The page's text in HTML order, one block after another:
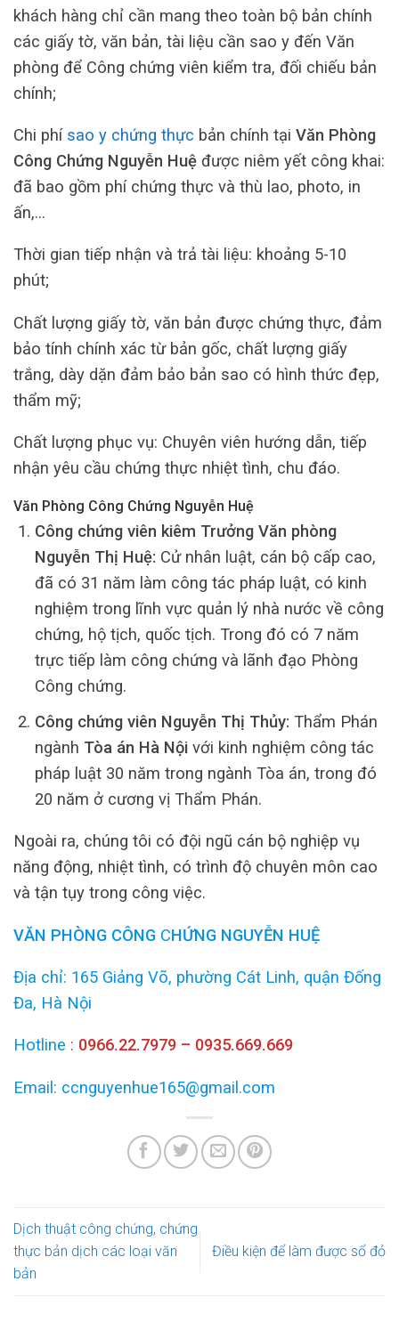
khách hàng chỉ cần mang theo toàn bộ bản chính
các giấy tờ, văn bản, tài liệu cần sao y đến Văn
phòng để Công chứng viên kiểm tra, đối chiếu bản
chính;
Chi phí sao y chứng thực bản chính tại Văn Phòng
Công Chứng Nguyễn Huệ được niêm yết công khai:
đã bao gồm phí chứng thực và thù lao, photo, in
ấn,…
Thời gian tiếp nhận và trả tài liệu: khoảng 5-10
phút;
Chất lượng giấy tờ, văn bản được chứng thực, đảm
bảo tính chính xác từ bản gốc, chất lượng giấy
trắng, dày dặn đảm bảo bản sao có hình thức đẹp,
thẩm mỹ;
Chất lượng phục vụ: Chuyên viên hướng dẫn, tiếp
nhận yêu cầu chứng thực nhiệt tình, chu đáo.
Văn Phòng Công Chứng Nguyễn Huệ
Công chứng viên kiêm Trưởng Văn phòng
Nguyễn Thị Huệ: Cử nhân luật, cán bộ cấp cao,
đã có 31 năm làm công tác pháp luật, có kinh
nghiệm trong lĩnh vực quản lý nhà nước về công
chứng, hộ tịch, quốc tịch. Trong đó có 7 năm
trực tiếp làm công chứng và lãnh đạo Phòng
Công chứng.
Công chứng viên Nguyễn Thị Thủy: Thẩm Phán
ngành Tòa án Hà Nội với kinh nghiệm công tác
pháp luật 30 năm trong ngành Tòa án, trong đó
20 năm ở cương vị Thẩm Phán.
Ngoài ra, chúng tôi có đội ngũ cán bộ nghiệp vụ
năng động, nhiệt tình, có trình độ chuyên môn cao
và tận tụy trong công việc.
VĂN PHÒNG CÔNG CHỨNG NGUYỄN HUỆ
Địa chỉ: 165 Giảng Võ, phường Cát Linh, quận Đống
Đa, Hà Nội
Hotline : 0966.22.7979 – 0935.669.669
Email: ccnguyenhue165@gmail.com
Dịch thuật công chứng, chứng
thực bản dịch các loại văn
bản
Điều kiện để làm được sổ đỏ